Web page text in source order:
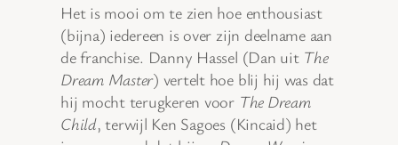
Het is mooi om te zien hoe enthousiast
(bijna) iedereen is over zijn deelname aan
de franchise. Danny Hassel (Dan uit The
Dream Master) vertelt hoe blij hij was dat
hij mocht terugkeren voor The Dream
Child, terwijl Ken Sagoes (Kincaid) het